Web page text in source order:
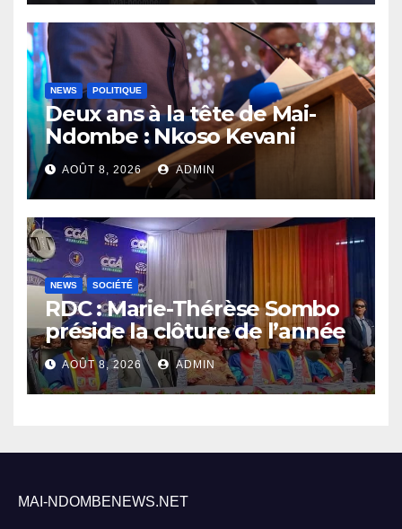
NEWS POLITIQUE
Deux ans à la tête de Mai-
Ndombe : Nkoso Kevani
défend son bilan et fait de la
sécurité sa priorité
AOÛT 8, 2026 ADMIN
NEWS SOCIÉTÉ
RDC : Marie-Thérèse Sombo
préside la clôture de l’année
académique 2025-2026 à
l’UNIKIN
AOÛT 8, 2026 ADMIN
MAI-NDOMBENEWS.NET